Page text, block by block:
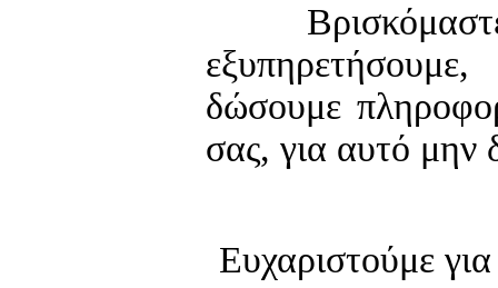
Βρισκόμαστε
δώσουμε
σας, για αυτό μην
Ευχαριστούμε